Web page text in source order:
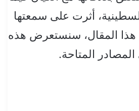
أثرت على سمعتها
هذا المقال، سنستعرض هذه
المتاحة.